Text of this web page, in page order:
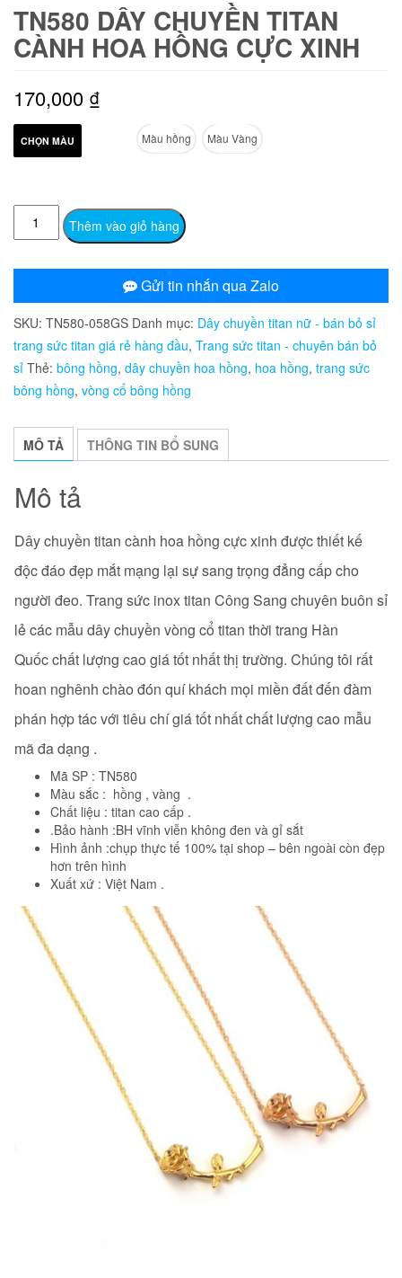
TN580 DÂY CHUYỀN TITAN
CÀNH HOA HỒNG CỰC XINH
170,000 ₫
CHỌN MÀU Màu hồng Màu Vàng
TN580
Dây
cành
hoa
hồng
cực
xinh
lượng
Thêm vào giỏ hàng
Gửi tin nhắn qua Zalo
SKU: TN580-058GS Danh mục: Dây chuyền titan nữ - bán bỏ sỉ
trang sức titan giá rẻ hàng đầu, Trang sức titan - chuyên bán bỏ
sỉ Thẻ: bông hồng, dây chuyền hoa hồng, hoa hồng, trang sức
bông hồng, vòng cổ bông hồng
MÔ TẢ THÔNG TIN BỔ SUNG
Mô tả
Dây chuyền titan cành hoa hồng cực xinh được thiết kế
độc đáo đẹp mắt mạng lại sự sang trọng đẳng cấp cho
người đeo. Trang sức inox titan Công Sang chuyên buôn sỉ
lẻ các mẫu dây chuyền vòng cổ titan thời trang Hàn
Quốcchất lượng cao giá tốt nhất thị trường. Chúng tôi rất
hoan nghênh chào đón quí khách mọi miền đất đến đàm
phán hợp tác với tiêu chí giá tốt nhất chất lượng cao mẫu
mã đa dạng .
Mã SP : TN580
Màu sắc : hồng , vàng .
Chất liệu : titan cao cấp .
.Bảo hành :BH vĩnh viễn không đen và gỉ sắt
Hình ảnh :chụp thực tế 100% tại shop – bên ngoài còn đẹp
hơn trên hình
Xuất xứ : Việt Nam .